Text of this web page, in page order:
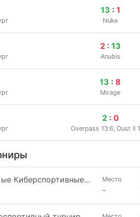
13 : 1
Nuke
2: 13
Anubis
13 : 8
Mirage
2: 0
Overpass 13:6, Dust II
Открытые Киберспортивные Игры Сбера 2025. CS 2. Первая квалификация Место
-